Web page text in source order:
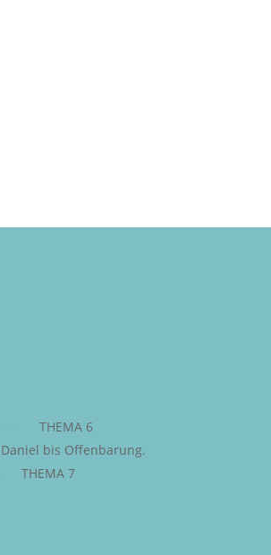
THEMA 6
bis Offenbarung.
THEMA 7